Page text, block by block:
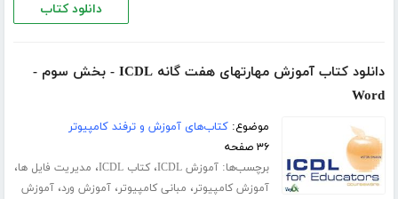
دانلود کتاب
دانلود کتاب آموزش مهارتهای هفت گانه ICDL - بخش سوم -
Word
موضوع:کتاب‌های آموزش و ترفند کامپیوتر
۳۶ صفحه
برچسب‌ها:آموزش ICDL ،کتاب ICDL ، مدیریت فایل ها،
آموزش کامپیوتر، مبانی کامپیوتر،آموزش ورد،آموزش